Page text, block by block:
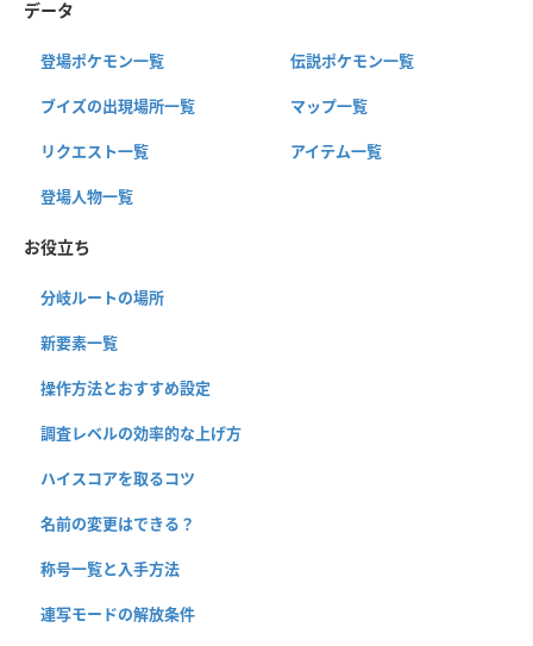
データ
登場ポケモン一覧 伝説ポケモン一覧
ブイズの出現場所一覧 マップ一覧
リクエスト一覧 アイテム一覧
登場人物一覧
お役立ち
分岐ルートの場所
新要素一覧
操作方法とおすすめ設定
調査レベルの効率的な上げ方
ハイスコアを取るコツ
名前の変更はできる？
称号一覧と入手方法
連写モードの解放条件